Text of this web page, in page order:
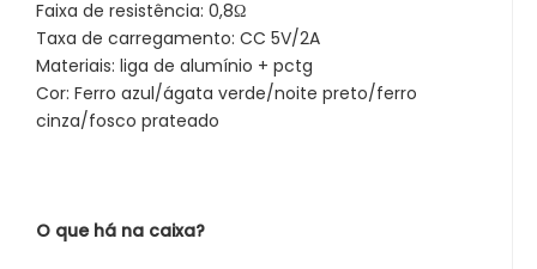
Faixa de resistência: 0,8Ω
Taxa de carregamento: CC 5V/2A
Materiais: liga de alumínio + pctg
Cor: Ferro azul/ágata verde/noite preto/ferro
cinza/fosco prateado
O que há na caixa?